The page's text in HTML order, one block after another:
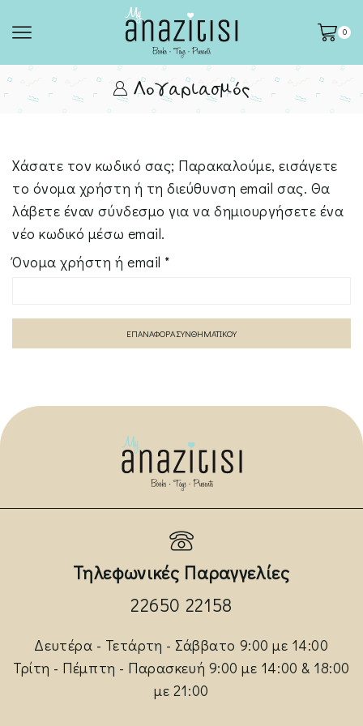
0
Λογαριασμός
Χάσατε τον κωδικό σας; Παρακαλούμε, εισάγετε
το όνομα χρήστη ή τη διεύθυνση email σας. Θα
λάβετε έναν σύνδεσμο για να δημιουργήσετε ένα
νέο κωδικό μέσω email.
Όνομα χρήστη ή email *Απαιτείται
ΕΠΑΝΑΦΟΡΆ ΣΥΝΘΗΜΑΤΙΚΟΎ
Τηλεφωνικές Παραγγελίες
22650 22158
Δευτέρα - Τετάρτη - Σάββατο 9:00 με 14:00
Τρίτη - Πέμπτη - Παρασκευή 9:00 με 14:00 & 18:00
με 21:00